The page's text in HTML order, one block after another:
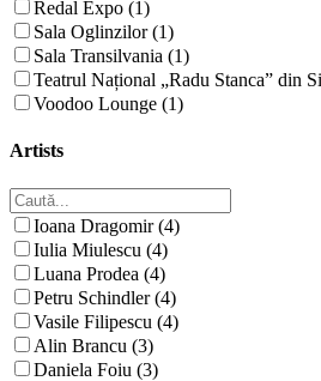
Redal Expo (1)
Sala Oglinzilor (1)
Sala Transilvania (1)
Teatrul Național „Radu Stanca” din
Voodoo Lounge (1)
Artists
Ioana Dragomir (4)
Iulia Miulescu (4)
Luana Prodea (4)
Petru Schindler (4)
Vasile Filipescu (4)
Alin Brancu (3)
Daniela Foiu (3)